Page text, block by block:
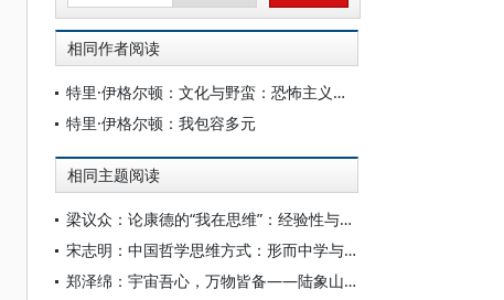
相同作者阅读
特里·伊格尔顿：文化与野蛮：恐怖主义时代的形而上学
特里·伊格尔顿：我包容多元
相同主题阅读
梁议众：论康德的“我在思维”：经验性与先天性何以不相容
宋志明：中国哲学思维方式：形而中学与形而上学之交融
郑泽绵：宇宙吾心，万物皆备——陆象山的无穷形而上学